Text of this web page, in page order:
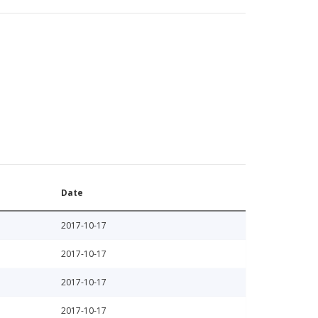
Date
2017-10-17
2017-10-17
2017-10-17
2017-10-17